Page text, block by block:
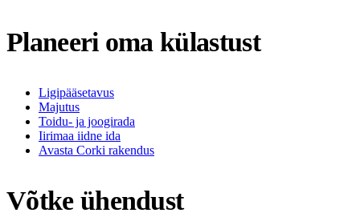
Planeeri oma külastust
Ligipääsetavus
Majutus
Toidu- ja joogirada
Iirimaa iidne ida
Avasta Corki rakendus
Võtke ühendust